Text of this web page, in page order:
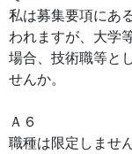
私は募集要項にあ
われますが、大学
場合、技術職等と
せんか。
Ａ６
職種は限定しませ